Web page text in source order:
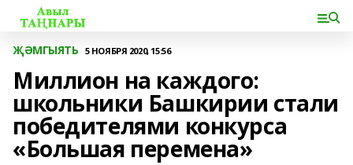
ҖӘМГЫЯТЬ 5 НОЯБРЯ 2020, 15:56
Миллион на каждого:
школьники Башкирии стали
победителями конкурса
«Большая перемена»